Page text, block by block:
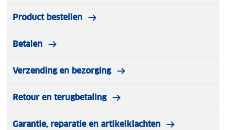
Product bestellen
Betalen
Verzending en bezorging
Retour en terugbetaling
Garantie, reparatie en artikelklachten